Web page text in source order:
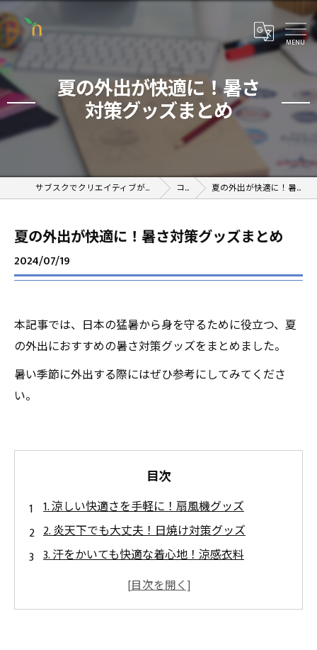
夏の外出が快適に！暑さ
対策グッズまとめ
サブスクでクリエイティブが学べるオンラインスクール コラム 夏の外出が快適に！暑さ対策グッズまとめ
夏の外出が快適に！暑さ対策グッズまとめ
2024/07/19
本記事では、日本の猛暑から身を守るために役立つ、夏
の外出におすすめの暑さ対策グッズをまとめました。
暑い季節に外出する際にはぜひ参考にしてみてくださ
い。
目次
1. 涼しい快適さを手軽に！扇風機グッズ
2. 炎天下でも大丈夫！日焼け対策グッズ
3. 汗をかいても快適な着心地！涼感衣料
4. 外出先でも水分補給ラクラク！携帯用クーラ